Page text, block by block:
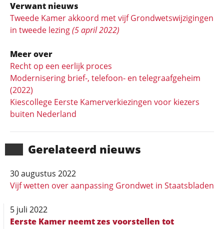
Gerela­teerd nieuws
30 augustus 2022
Vijf wetten over aanpassing Grondwet in Staatsbladen
5 juli 2022
Eerste Kamer neemt zes voorstellen tot
Verwant nieuws
Tweede Kamer akkoord met vijf Grondwetswijzigingen
in tweede lezing(5 april 2022)
Meer over
Recht op een eerlijk proces
Modernisering brief-, telefoon- en telegraafgeheim
(2022)
Kiescollege Eerste Kamerverkiezingen voor kiezers
buiten Nederland